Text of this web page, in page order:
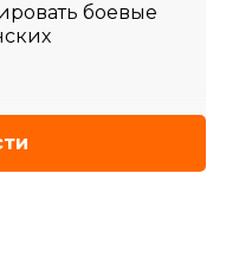
боевые